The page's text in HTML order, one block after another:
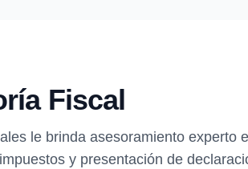
Fiscal
le brinda asesoramiento experto
y presentación de